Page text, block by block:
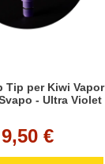
Tip per Kiwi Vapor
- Ultra Violet
9,50 €